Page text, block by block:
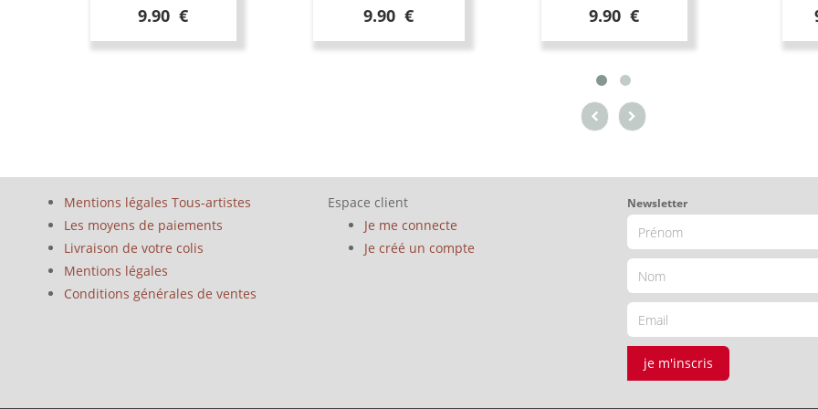
9.90 € 9.90 € 9.90 €
Mentions légales Tous-artistes
Les moyens de paiements
Livraison de votre colis
Mentions légales
Conditions générales de ventes
Espace client
Je me connecte
Je créé un compte
Newsletter
je m'inscris